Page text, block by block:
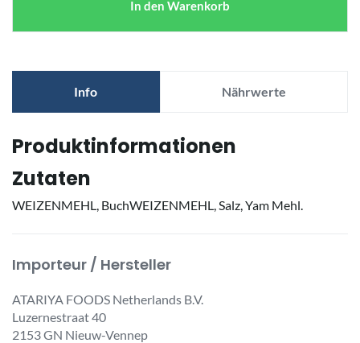
In den Warenkorb
Info Nährwerte
Produktinformationen
Zutaten
WEIZENMEHL, BuchWEIZENMEHL, Salz, Yam Mehl.
Importeur / Hersteller
ATARIYA FOODS Netherlands B.V.
Luzernestraat 40
2153 GN Nieuw-Vennep